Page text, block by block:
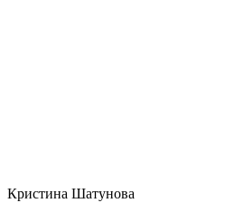
Кристина Шатунова